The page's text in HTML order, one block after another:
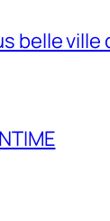
belle